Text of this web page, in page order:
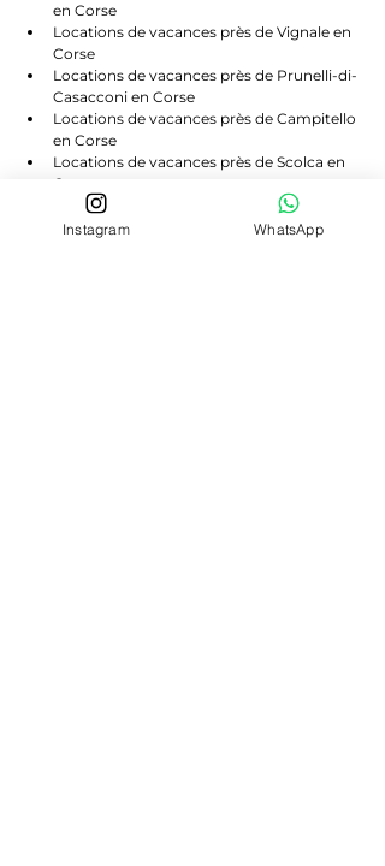
en Corse
Locations de vacances près de Vignale en
Corse
Locations de vacances près de Prunelli-di-
Casacconi en Corse
Locations de vacances près de Campitello
en Corse
Locations de vacances près de Scolca en
Corse
Locations de vacances près de Volpajola
en Corse
Instagram WhatsApp